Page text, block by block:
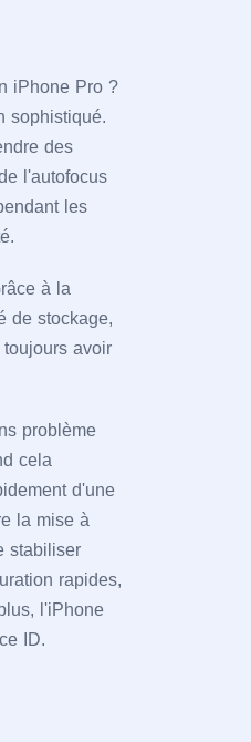
iPhone Pro ?
sophistiqué.
des
l'autofocus
les
à la
de stockage,
avoir
problème
cela
d'une
la mise à
stabiliser
rapides,
l'iPhone
ID.